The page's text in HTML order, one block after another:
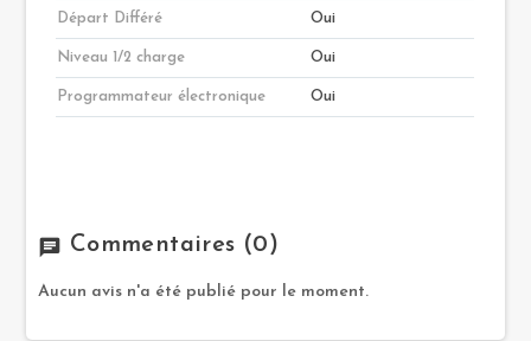
Départ Différé Oui
Niveau 1/2 charge Oui
Programmateur électronique Oui
chat Commentaires (0)
Aucun avis n'a été publié pour le moment.